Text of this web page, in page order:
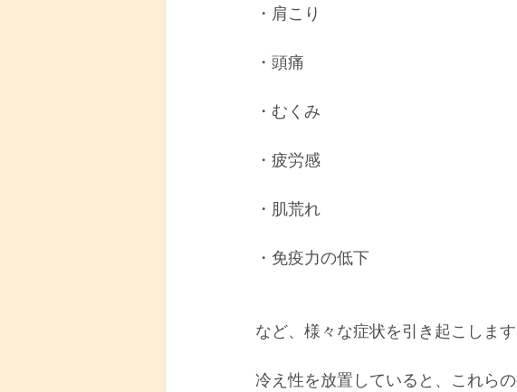
・肩こり
・頭痛
・むくみ
・疲労感
・肌荒れ
・免疫力の低下
など、様々な症状を引き起こします
冷え性を放置していると、これら